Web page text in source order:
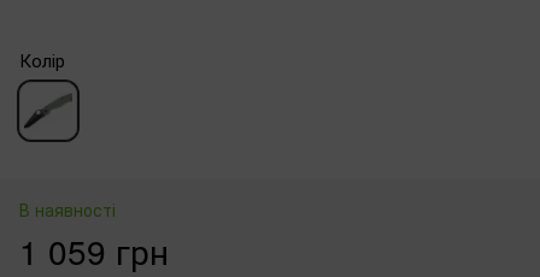
Колір
В наявності
1 059 грн